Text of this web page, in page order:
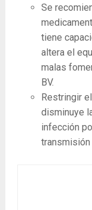
Se
tiene
altera el
malas
BV.
Restringir
disminuye
infección
transmisión